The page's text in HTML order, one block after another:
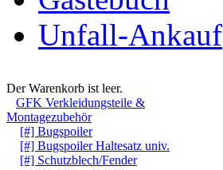
Unfall-Ankauf
Der Warenkorb ist leer.
GFK Verkleidungsteile &
Montagezubehör
[#] Bugspoiler
[#] Bugspoiler Haltesatz univ.
[#] Schutzblech/Fender